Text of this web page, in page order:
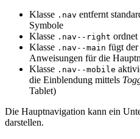
Klasse .nav entfernt
Symbole
Klasse .nav--right ordnet
Klasse .nav--main fügt
Anweisungen für die
Klasse .nav--mobile
die Einblendung mittels
Tablet)
Die Hauptnavigation kann ein
darstellen.